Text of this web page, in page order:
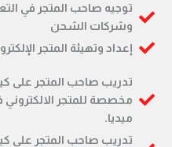
توجيه صاحب المتجر في
وشركات الشحن
إعداد وتهيئة المتجر
تدريب صاحب المتجر على
مخصصة للمتجر
ميديا.
تدريب صاحب المتجر على